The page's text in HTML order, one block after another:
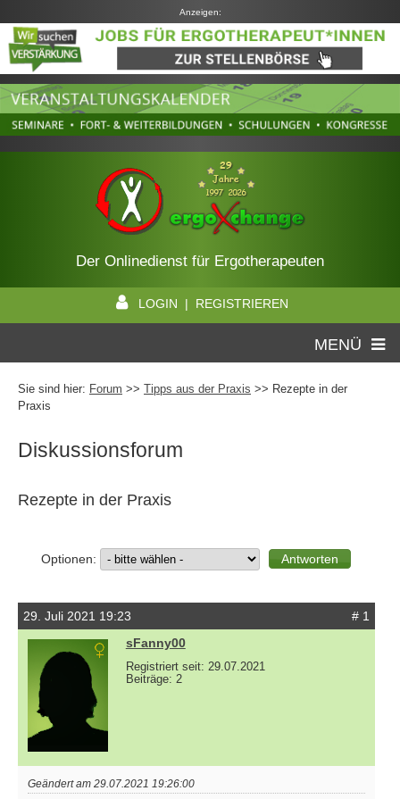
Anzeigen:
Der Onlinedienst für Ergotherapeuten
LOGIN | REGISTRIEREN
MENÜ
Sie sind hier: Forum >> Tipps aus der Praxis >> Rezepte in der
Praxis
Diskussionsforum
Rezepte in der Praxis
Optionen:
29. Juli 2021 19:23
# 1
sFanny00
Registriert seit: 29.07.2021
Beiträge: 2
Geändert am 29.07.2021 19:26:00